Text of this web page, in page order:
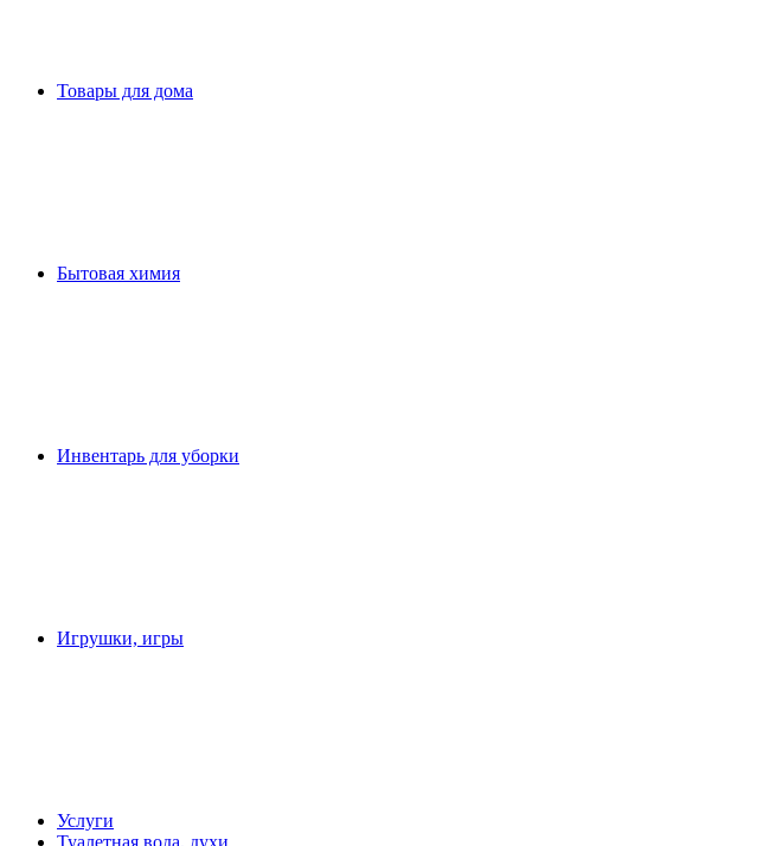
Товары для дома
Бытовая химия
Инвентарь для уборки
Игрушки, игры
Услуги
Туалетная вода, духи